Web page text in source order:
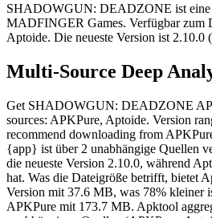
SHADOWGUN: DEADZONE ist
MADFINGER Games. Verfügbar zum
Aptoide. Die neueste Version ist 2.10.0
Multi-Source Deep
Get SHADOWGUN: DEADZONE
sources: APKPure, Aptoide. Version
recommend downloading from
{app} ist über 2 unabhängige Quellen
die neueste Version 2.10.0, während
hat. Was die Dateigröße betrifft, bietet
Version mit 37.6 MB, was 78% kleiner
APKPure mit 173.7 MB. Apktool